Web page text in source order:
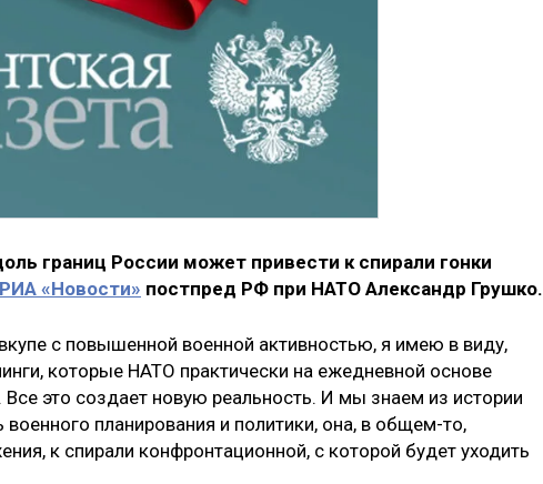
границ России может привести к спирали гонки
РИА «Новости» постпред РФ при НАТО Александр Грушко.
с повышенной военной активностью, я имею в виду,
которые НАТО практически на ежедневной основе
это создает новую реальность. И мы знаем из истории
планирования и политики, она, в общем-то,
к спирали конфронтационной, с которой будет уходить